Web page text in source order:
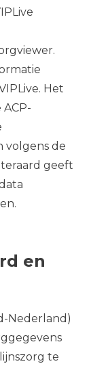
Het
volgens de
geeft
en
Nederland)
te